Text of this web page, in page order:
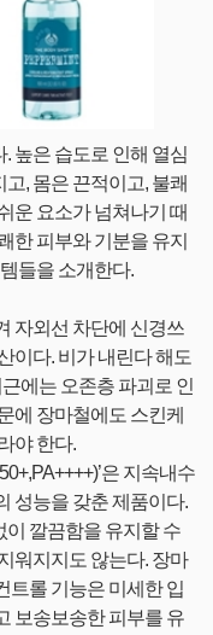
높은 습도로 인해 열심
, 몸은 끈적이고, 불쾌
운 요소가 넘쳐나기 때
한 피부와 기분을 유지
들을 소개한다.
자외선 차단에 신경쓰
이다. 비가 내린다 해도
에는 오존층 파괴로 인
에 장마철에도 스킨케
야 한다.
은 지속내수
성능을 갖춘 제품이다.
깔끔함을 유지할 수
워지지도 않는다. 장마
트롤 기능은 미세한 입
보송보송한 피부를 유